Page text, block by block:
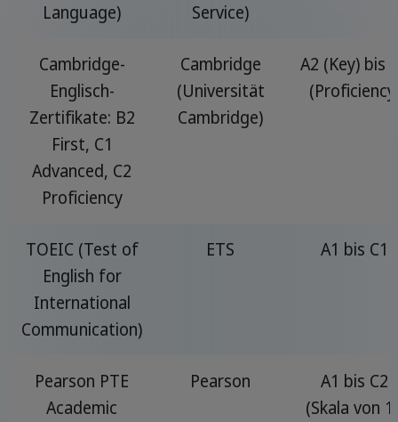
Language)
Service)
Cambridge-
Englisch-
Zertifikate: B2
First, C1
Advanced, C2
Proficiency
Cambridge
(Universität
Cambridge)
A2 (Key) bis
TOEIC (Test of
English for
International
Communication)
ETS A1 bis C1
Pearson PTE
Academic
Pearson
A1 bis C2
(Skala von